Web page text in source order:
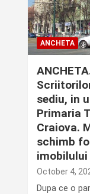
ANCHETA
sediu, in
Primaria
Craiova.
schimb
imobilului
October 4,
Dupa ce o